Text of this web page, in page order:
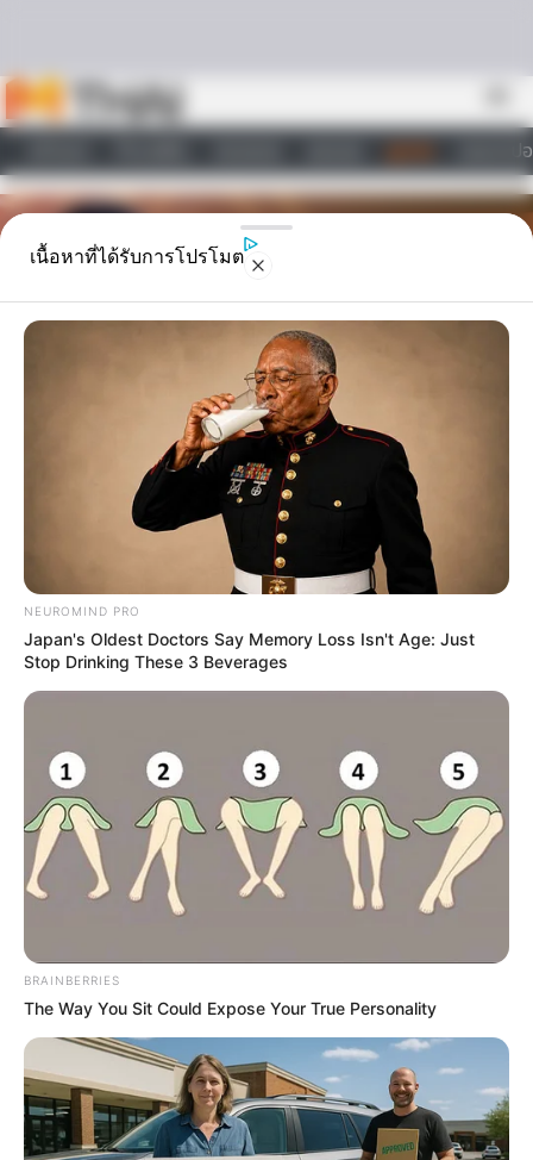
วอลเปเ
ไลฟ์สไตล์
ดูดวงรายวัน
ดูดวงรายวัน ประจำวันเสาร์
ที่ 1 มิถุนายน 2562 โดย
อ.แก้วตา คุยดวง
ดูดวงรายวัน ตามวันเกิด ไม่ว่าจะเป็น ดวงการงาน ดวงการเงิน และ
ดวงความรัก ครบจบในที่เดียว เช็กดวงตอนเช้า ก่อนใคร! จะได้รับมือ
กับวันนั้นๆ ได้ทัน
โดย อ.แก้วตา คุยดวง
ดูดวงรายวัน|
31 พ.ค. 2019
แบ่งปัน
เนื้อหาที่ได้รับการโปรโมต
NEUROMIND PRO
Japan's Oldest Doctors Say Memory Loss Isn't Age: Just
Stop Drinking These 3 Beverages
BRAINBERRIES
The Way You Sit Could Expose Your True Personality